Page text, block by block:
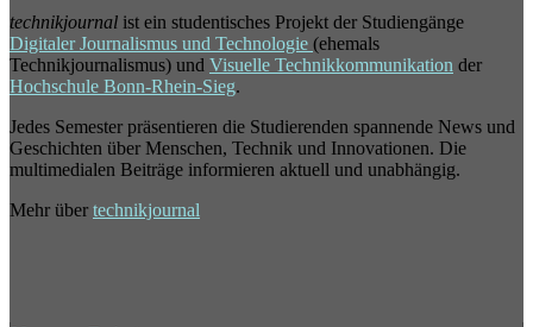
technikjournal ist ein studentisches Projekt der Studiengänge
Digitaler Journalismus und Technologie (ehemals
Technikjournalismus) und Visuelle Technikkommunikation der
Hochschule Bonn-Rhein-Sieg.
Jedes Semester präsentieren die Studierenden spannende News und
Geschichten über Menschen, Technik und Innovationen. Die
multimedialen Beiträge informieren aktuell und unabhängig.
Mehr über technikjournal